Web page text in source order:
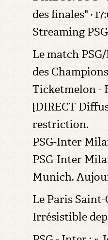
des finales" ·
Streaming
Le match
des
Ticketmelon -
[DIRECT
restriction.
PSG-Inter
PSG-Inter
Munich.
Le Paris
Irrésistible